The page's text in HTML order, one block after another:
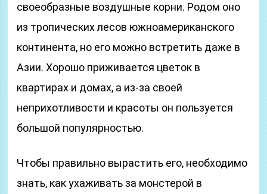
своеобразные воздушные корни. Родом оно
из тропических лесов южноамериканского
континента, но его можно встретить даже в
Азии. Хорошо приживается цветок в
квартирах и домах, а из-за своей
неприхотливости и красоты он пользуется
большой популярностью.
Чтобы правильно вырастить его, необходимо
знать, как ухаживать за монстерой в